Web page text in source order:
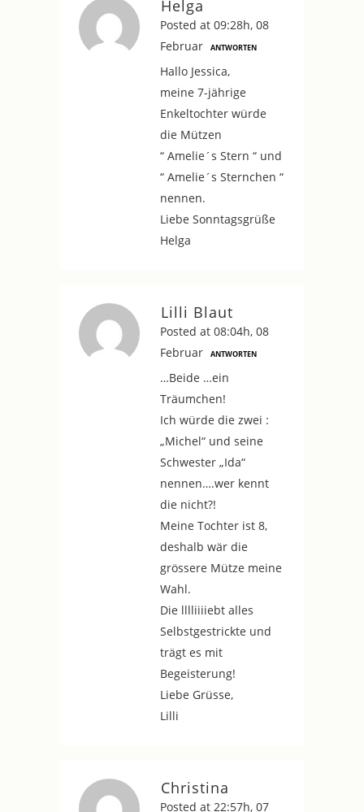
Helga
Posted at 09:28h, 08
Februar
ANTWORTEN
Hallo Jessica,
meine 7-jährige
Enkeltochter würde
die Mützen
“ Amelie´s Stern “ und
“ Amelie´s Sternchen “
nennen.
Liebe Sonntagsgrüße
Helga
Lilli Blaut
Posted at 08:04h, 08
Februar
ANTWORTEN
…Beide …ein
Träumchen!
Ich würde die zwei :
„Michel“ und seine
Schwester „Ida“
nennen….wer kennt
die nicht?!
Meine Tochter ist 8,
deshalb wär die
grössere Mütze meine
Wahl.
Die lllliiiiebt alles
Selbstgestrickte und
trägt es mit
Begeisterung!
Liebe Grüsse,
Lilli
Christina
Posted at 22:57h, 07